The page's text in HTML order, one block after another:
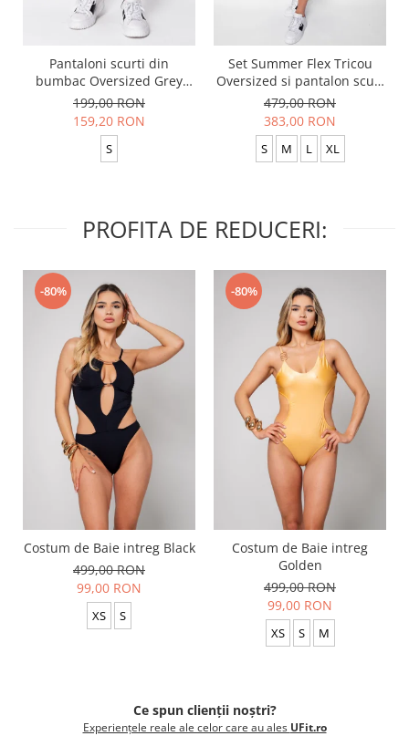
Pantaloni scurti din
bumbac Oversized Grey
Anthracite
199,00 RON
159,20 RON
S
Set Summer Flex Tricou
Oversized si pantalon scurt
Baggy Black
479,00 RON
383,00 RON
S M L XL
PROFITA DE REDUCERI:
-80%
Costum de Baie intreg Black
499,00 RON
99,00 RON
XS S
-80%
Costum de Baie intreg
Golden
499,00 RON
99,00 RON
XS S M
Ce spun clienții noștri?
Experiențele reale ale celor care au ales UFit.ro